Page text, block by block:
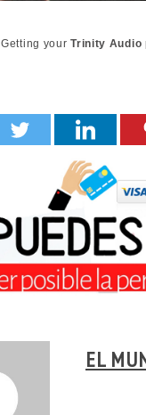
Getting yourTrinity Audio
EL